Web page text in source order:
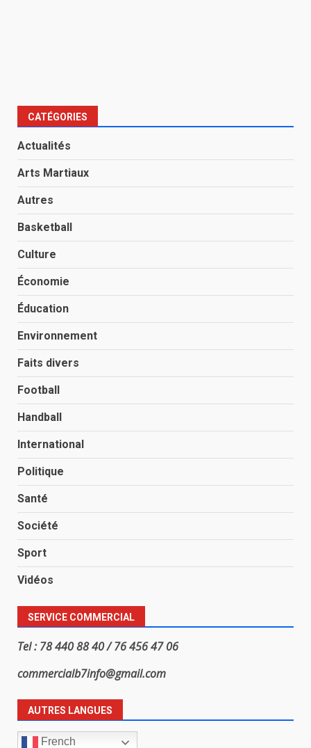
CATÉGORIES
Actualités
Arts Martiaux
Autres
Basketball
Culture
Économie
Éducation
Environnement
Faits divers
Football
Handball
International
Politique
Santé
Société
Sport
Vidéos
SERVICE COMMERCIAL
Tel : 78 440 88 40 / 76 456 47 06
commercialb7info@gmail.com
AUTRES LANGUES
French